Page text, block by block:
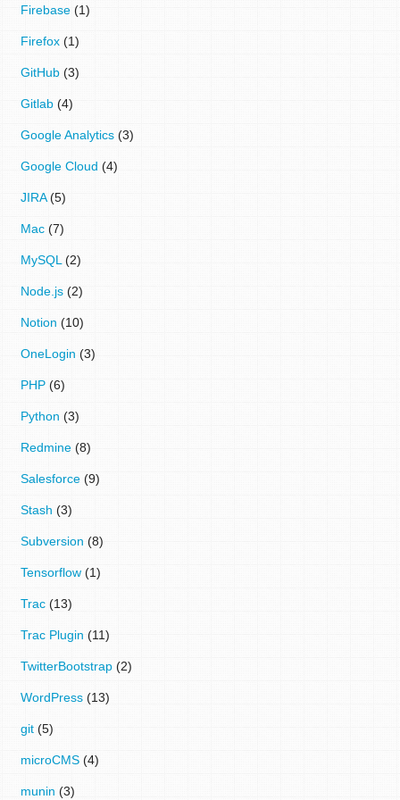
Firebase (1)
Firefox (1)
GitHub (3)
Gitlab (4)
Google Analytics (3)
Google Cloud (4)
JIRA(5)
Mac (7)
MySQL (2)
Node.js (2)
Notion (10)
OneLogin (3)
PHP (6)
Python (3)
Redmine (8)
Salesforce (9)
Stash (3)
Subversion (8)
Tensorflow (1)
Trac (13)
Trac Plugin (11)
TwitterBootstrap (2)
WordPress (13)
git (5)
microCMS (4)
munin (3)